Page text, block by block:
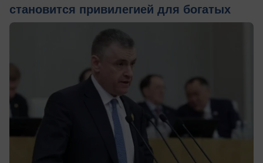
становится привилегией для богатых